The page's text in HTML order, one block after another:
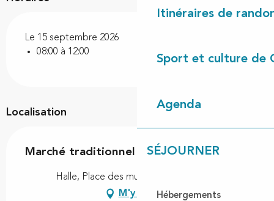
Itinéraires de
Sport et culture de
Agenda
SÉJOURNER
Hébergements
Le 15 septembre 2026
08:00 à 12:00
Localisation
Marché traditionnel
Halle, Place des muletiers, 40260 Linxe
M'y rendre